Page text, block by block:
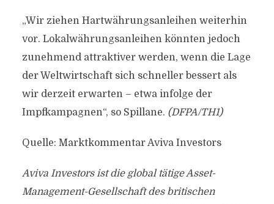
„Wir ziehen Hartwährungsanleihen weiterhin
vor. Lokalwährungsanleihen könnten jedoch
zunehmend attraktiver werden, wenn die Lage
der Weltwirtschaft sich schneller bessert als
wir derzeit erwarten – etwa infolge der
Impfkampagnen“, so Spillane. (DFPA/TH1)
Quelle: Marktkommentar Aviva Investors
Aviva Investors ist die global tätige Asset-
Management-Gesellschaft des britischen